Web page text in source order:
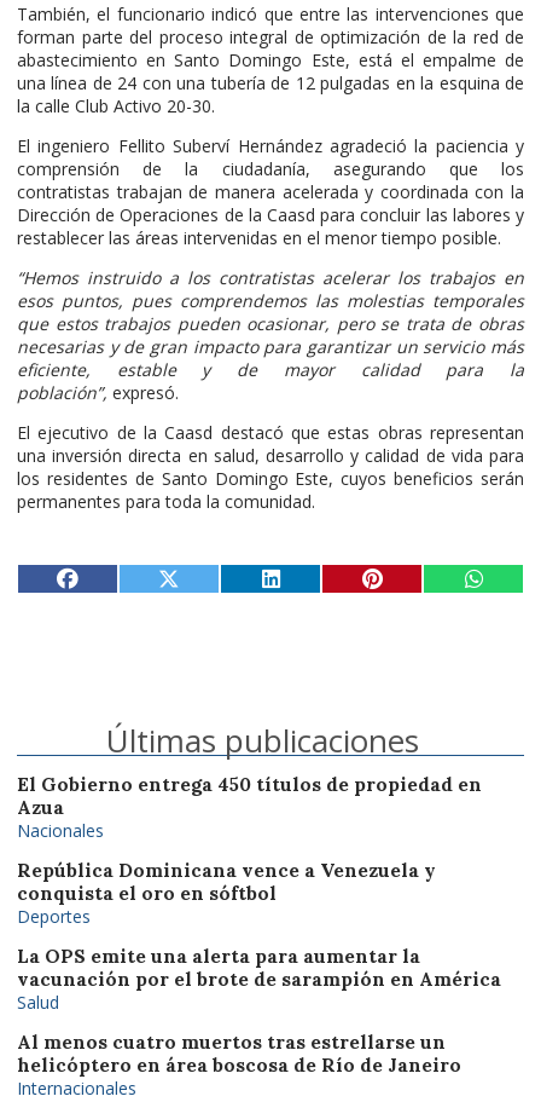
También, el funcionario indicó que entre las intervenciones que
forman parte del proceso integral de optimización de la red de
abastecimiento en Santo Domingo Este, está el empalme de
una línea de 24 con una tubería de 12 pulgadas en la esquina de
la calle Club Activo 20-30.
El ingeniero Fellito Suberví Hernández agradeció la paciencia y
comprensión de la ciudadanía, asegurando que los
contratistas trabajan de manera acelerada y coordinada con la
Dirección de Operaciones de la Caasd para concluir las labores y
restablecer las áreas intervenidas en el menor tiempo posible.
“Hemos instruido a los contratistas acelerar los trabajos en
esos puntos, pues comprendemos las molestias temporales
que estos trabajos pueden ocasionar, pero se trata de obras
necesarias y de gran impacto para garantizar un servicio más
eficiente, estable y de mayor calidad para la
población”, expresó.
El ejecutivo de la Caasd destacó que estas obras representan
una inversión directa en salud, desarrollo y calidad de vida para
los residentes de Santo Domingo Este, cuyos beneficios serán
permanentes para toda la comunidad.
Últimas publicaciones
El Gobierno entrega 450 títulos de propiedad en
Azua
Nacionales
República Dominicana vence a Venezuela y
conquista el oro en sóftbol
Deportes
La OPS emite una alerta para aumentar la
vacunación por el brote de sarampión en América
Salud
Al menos cuatro muertos tras estrellarse un
helicóptero en área boscosa de Río de Janeiro
Internacionales